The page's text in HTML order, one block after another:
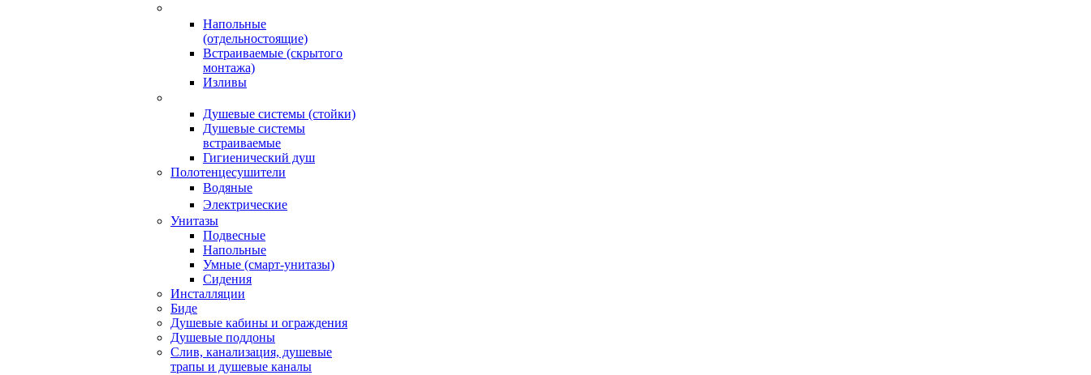
Напольные
(отдельностоящие)
Встраиваемые (скрытого
монтажа)
Изливы
Душевые системы (стойки)
Душевые системы
встраиваемые
Гигиенический душ
Полотенцесушители
ㅤВодяные
ㅤЭлектрические
Унитазы
Подвесные
Напольные
Умные (смарт-унитазы)
Сидения
Инсталляции
Биде
Душевые кабины и ограждения
Душевые поддоны
Слив, канализация, душевые
трапы и душевые каналы